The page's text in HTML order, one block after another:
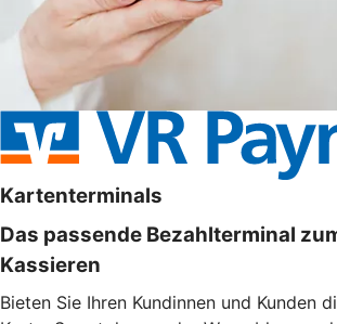
Kartenterminals
Das passende Bezahlterminal
Kassieren
Bieten Sie Ihren Kundinnen und Kunden